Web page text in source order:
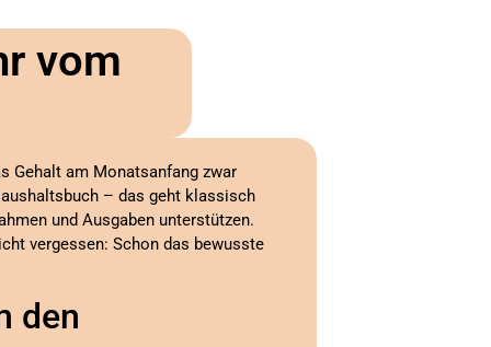
vom
Gehalt am Monatsanfang zwar
– das geht klassisch
und Ausgaben unterstützen.
vergessen: Schon das bewusste
den